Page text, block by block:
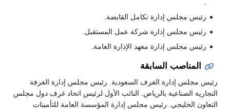
رئيس مجلس إدارة تكامل القابضة.
رئيس مجلس إدارة شركة عمل المستقبل.
رئيس مجلس إدارة معهد الإدارة العامة.
المناصب السابقة
رئيس مجلس إدارة الغرف السعودية. رئيس مجلس إدارة الغرفة
التجارية الصناعية بالرياض. النائب الأول لرئيس اتحاد غرف دول مجلس
التعاون الخليجي. رئيس مجلس إدارة المؤسسة العامة للتأمينات